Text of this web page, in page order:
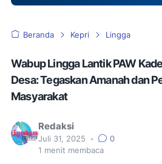
Beranda Kepri Lingga
Wabup Lingga Lantik PAW
Desa: Tegaskan Amanah dan
Masyarakat
Redaksi
Juli 31, 2025 •
0
1 menit membaca